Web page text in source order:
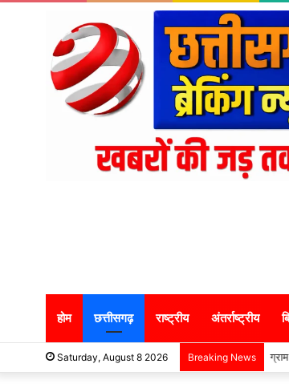
होम छत्तीसगढ़ राष्ट्रीय अंतर्राष्ट्रीय
Saturday, August 8 2026 Breaking News